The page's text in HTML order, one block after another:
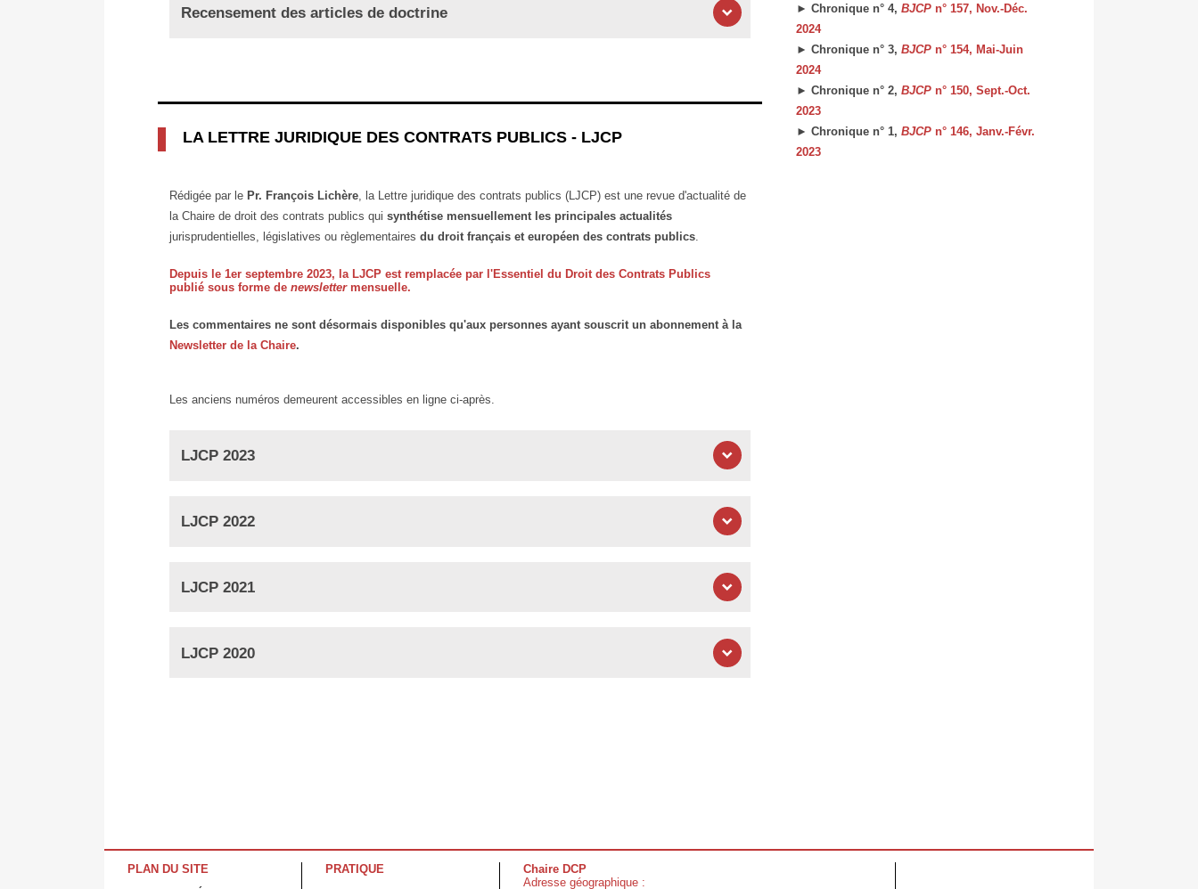
Recensement des articles de doctrine
LA LETTRE JURIDIQUE DES CONTRATS PUBLICS - LJCP
Rédigée par le Pr. François Lichère , la Lettre juridique des contrats publics (LJCP) est une revue d'actualité de
la Chaire de droit des contrats publics quisynthétise mensuellement les principales actualités
jurisprudentielles, législatives ou règlementairesdu droit français et européen des contrats publics
Depuis le 1er septembre 2023, la LJCP est remplacée par l'Essentiel du Droit des Contrats Publics
publié sous forme denewslettermensuelle.
Les commentaires ne sont désormais disponibles qu'aux personnes ayant souscrit un abonnement à la
Newsletter de la Chaire.
Les anciens numéros demeurent accessibles en ligne ci-après.
LJCP 2023
LJCP 2022
LJCP 2021
LJCP 2020
► Chronique n° 4,BJCP n° 157, Nov.-Déc.
2024
► Chronique n° 3,BJCP n° 154, Mai-Juin
2024
► Chronique n° 2,BJCP n° 150, Sept.-Oct.
2023
► Chronique n° 1,BJCP n° 146, Janv.-Févr.
2023
PLAN DU SITE
PRATIQUE
Chaire DCP
Adresse géographique :